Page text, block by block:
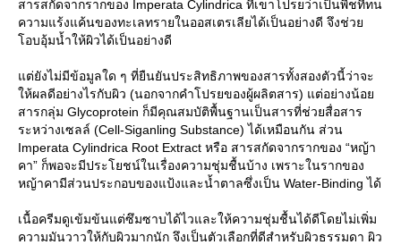
สารสกัดจากรากของ Imperata Cylindrica ที่เขาโปรยว่าเป็นพืชที่ทน
ความแร้งแค้นของทะเลทรายในออสเตรเลียได้เป็นอย่างดี จึงช่ว
อบอุ้มน้ำให้ผิวได้เป็นอย่างดี
ต่ยังไม่มีข้อมูลใด ๆ ที่ยืนยันประสิทธิภาพของสารทั้งสองตัวนี้ว่าจะ
ห้ผลดีอย่างไรกับผิว (นอกจากคำโปรยของผู้ผลิตสาร) แต่อย่างน้อ
สารกลุ่ม Glycoprotein ก็มีคุณสมบัติพื้นฐานเป็นสารที่ช่วยสื่อสาร
ระหว่างเซลล์ (Cell-Siganling Substance) ได้เหมือนกัน ส่วน
Imperata Cylindrica Root Extract หรือ สารสกัดจากรากของ “หญ้า
คา” ก็พอจะมีประโยชน์ในเรื่องความชุ่มชื้นบ้าง เพราะในรากของ
หญ้าคามีส่วนประกอบของแป้งและน้ำตาลซึ่งเป็น Water-Binding ได้
เนื้อครีมดูเข้มข้นแต่ซึมซาบได้ไวและให้ความชุ่มชื้นได้ดีโดยไม่เพิ่ม
ความมันวาวให้กับผิวมากนัก จึงเป็นตัวเลือกที่ดีสำหรับผิวธรรมดา ผิว